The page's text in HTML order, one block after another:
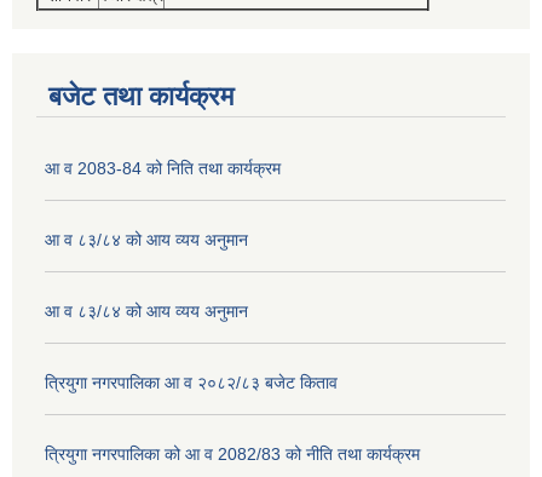
बजेट तथा कार्यक्रम
आ व 2083-84 को निति तथा कार्यक्रम
आ व ८३/८४ को आय व्यय अनुमान
आ व ८३/८४ को आय व्यय अनुमान
त्रियुगा नगरपालिका आ व २०८२/८३ बजेट किताव
त्रियुगा नगरपालिका को आ व 2082/83 को नीति तथा कार्यक्रम